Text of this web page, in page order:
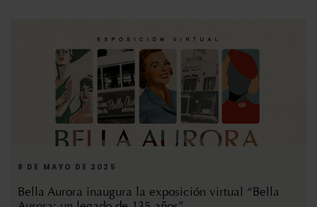
8 DE MAYO DE 2025
Bella Aurora inaugura la exposición virtual “Bella